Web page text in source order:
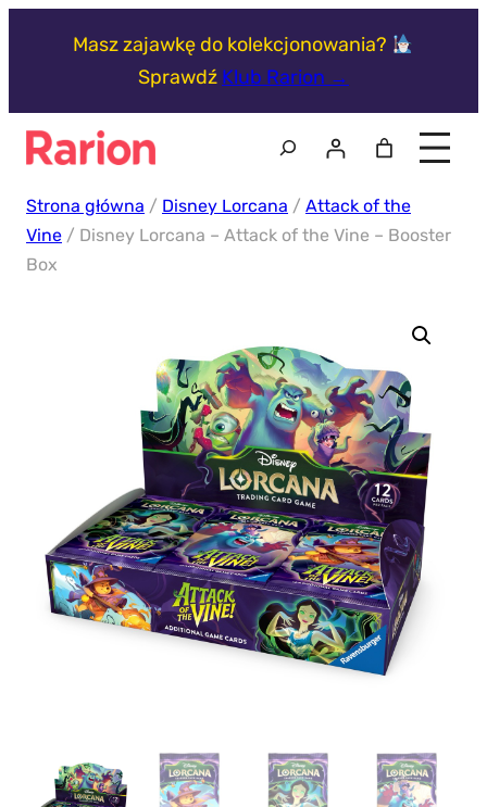
Masz zajawkę do kolekcjonowania?
Sprawdź Klub Rarion →
Szukaj
Strona główna / Disney Lorcana / Attack of the
Vine / Disney Lorcana – Attack of the Vine – Booster
Box